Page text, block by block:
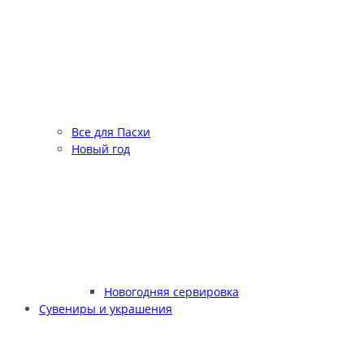
Все для Пасхи
Новый год
Новогодняя сервировка
Сувениры и украшения